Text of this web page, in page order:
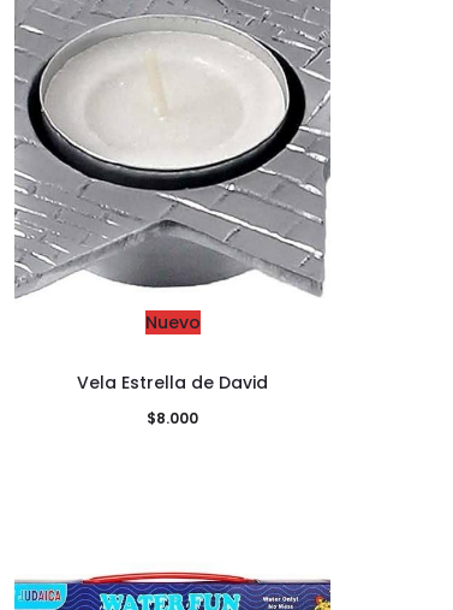
Nuevo
Vela Estrella de David
$8.000